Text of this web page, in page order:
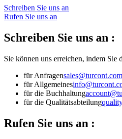
Schreiben Sie uns an
Rufen Sie uns an
Schreiben Sie uns an :
Sie können uns erreichen, indem
für Anfragensales@turcont.com
für Allgemeines
für die Buchhaltung
für die Qualitätsabteilung
Rufen Sie uns an :